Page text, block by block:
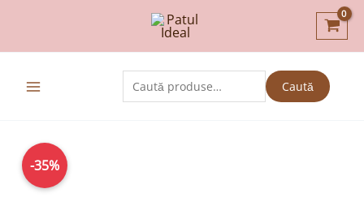
content
Caută
după:
Caută
-35%
Cantitate
Set